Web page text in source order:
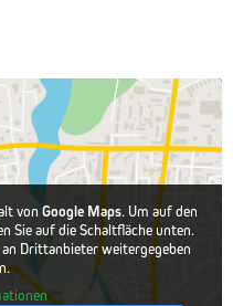
vonGoogle Maps. Um auf den
Sie auf die Schaltfläche unten.
Drittanbieter weitergegeben